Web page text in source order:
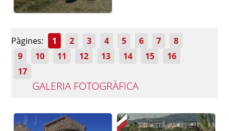
Pàgines: 1 2 3 4 5 6 7
8
9
10 11 12 13 14 15
16
17
GALERIA FOTOGRÀFICA